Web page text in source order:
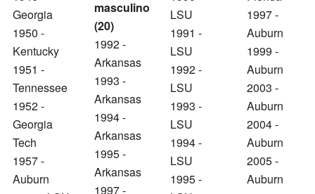
Georgia
1950 -
Kentucky
1951 -
Tennessee
1952 -
Georgia
Tech
1957 -
Auburn
masculino
(20)
1992 -
Arkansas
1993 -
Arkansas
1994 -
Arkansas
1995 -
Arkansas
1997 -
LSU
1991 -
LSU
1992 -
LSU
1993 -
LSU
1994 -
LSU
1995 -
1997 -
Auburn
1999 -
Auburn
2003 -
Auburn
2004 -
Auburn
2005 -
Auburn